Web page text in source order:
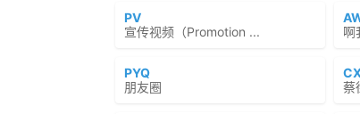
PV
宣传视频（Promotion ...
啊
PYQ
朋友圈
蔡